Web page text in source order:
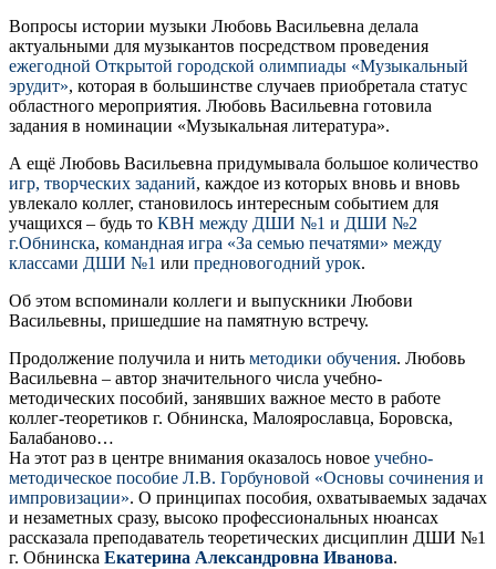
Вопросы истории музыки Любовь Васильевна делала
актуальными для музыкантов посредством проведения
ежегодной Открытой городской олимпиады «Музыкальный
эрудит», которая в большинстве случаев приобретала статус
областного мероприятия. Любовь Васильевна готовила
задания в номинации «Музыкальная литература».
А ещё Любовь Васильевна придумывала большое количество
игр, творческих заданий, каждое из которых вновь и вновь
увлекало коллег, становилось интересным событием для
учащихся – будь то КВН между ДШИ №1 и ДШИ №2
г.Обнинска, командная игра «За семью печатями» между
классами ДШИ №1 или предновогодний урок.
Об этом вспоминали коллеги и выпускники Любови
Васильевны, пришедшие на памятную встречу.
Продолжение получила и нить методики обучения. Любовь
Васильевна – автор значительного числа учебно-
методических пособий, занявших важное место в работе
коллег-теоретиков г. Обнинска, Малоярославца, Боровска,
Балабаново…
На этот раз в центре внимания оказалось новое учебно-
методическое пособие Л.В. Горбуновой «Основы сочинения и
импровизации». О принципах пособия, охватываемых задачах
и незаметных сразу, высоко профессиональных нюансах
рассказала преподаватель теоретических дисциплин ДШИ №1
г. Обнинска Екатерина Александровна Иванова.